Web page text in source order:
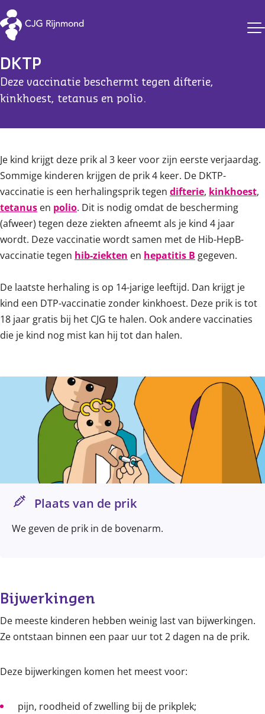
Vaccinaties CJG Rijnmond
DKTP
Deze vaccinatie beschermt tegen difterie,
kinkhoest, tetanus en polio.
Je kind krijgt deze prik al 3 keer voor zijn eerste verjaardag.
Sommige kinderen krijgen de prik 4 keer. De DKTP-
vaccinatie is een herhalingsprik tegen difterie, kinkhoest,
tetanus en polio. Dit is nodig omdat de bescherming
(afweer) tegen deze ziekten afneemt als je kind 4 jaar
wordt. Deze vaccinatie wordt samen met de Hib-HepB-
vaccinatie tegen hib-ziekten en hepatitis B gegeven.
De laatste herhaling is op 14-jarige leeftijd. Dan krijgt je
kind een DTP-vaccinatie zonder kinkhoest. Deze prik is tot
18 jaar gratis bij het CJG te halen. Ook andere vaccinaties
die je kind nog mist kan hij tot dan halen.
Plaats van de prik
We geven de prik in de bovenarm.
Bijwerkingen
De meeste kinderen hebben weinig last van bijwerkingen.
Ze ontstaan binnen een paar uur tot 2 dagen na de prik.
Deze bijwerkingen komen het meest voor:
pijn, roodheid of zwelling bij de prikplek;